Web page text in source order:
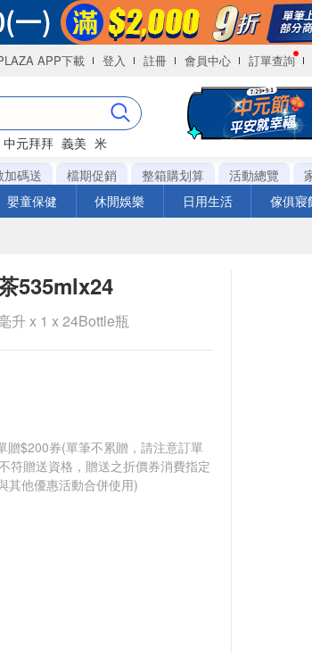
APP下載 登入 註冊 會員中心 訂單查詢
中元拜拜 義美 米
加碼送 檔期促銷 整箱購划算 活動總覽
嬰童保健 休閒娛樂 日用生活 傢俱寢
535mlx24
升 x 1 x 24Bottle瓶
贈$200券(單筆不累贈，請注意訂單
符贈送資格，贈送之折價券消費指定
其他優惠活動合併使用)